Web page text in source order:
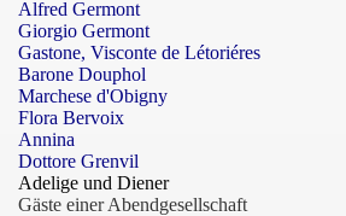
Alfred Germont
Giorgio Germont
Gastone, Visconte de Létoriéres
Barone Douphol
Marchese d'Obigny
Flora Bervoix
Annina
Dottore Grenvil
Adelige und Diener
Gäste einer Abendgesellschaft